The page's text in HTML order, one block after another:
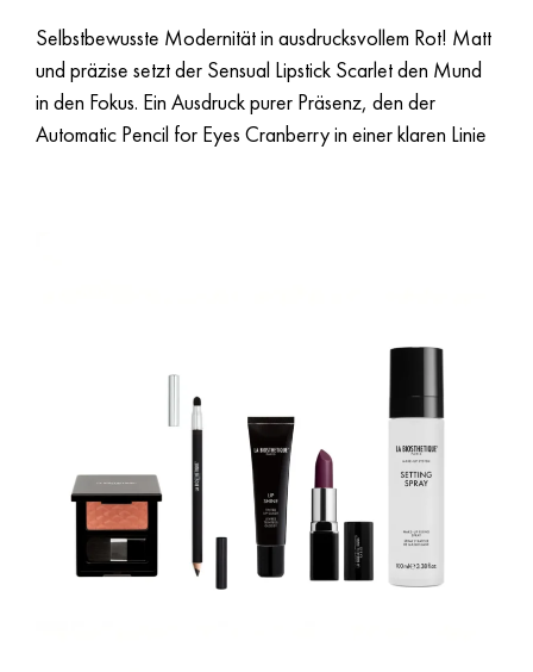
Selbstbewusste Modernität in ausdrucksvollem Rot! Matt
und präzise setzt der Sensual Lipstick Scarlet den Mund
in den Fokus. Ein Ausdruck purer Präsenz, den der
Automatic Pencil for Eyes Cranberry in einer klaren Linie